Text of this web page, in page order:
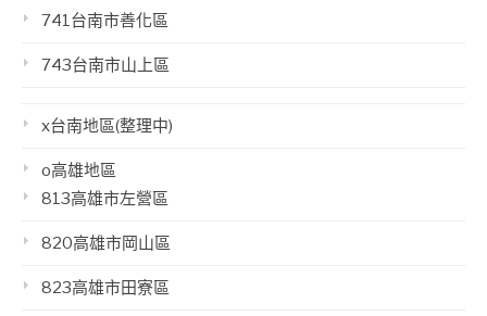
741台南市善化區
743台南市山上區
x台南地區(整理中)
o高雄地區
813高雄市左營區
820高雄市岡山區
823高雄市田寮區